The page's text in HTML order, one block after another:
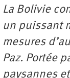
La Bolivie
un puissant
mesures
Paz. Portée
paysannes